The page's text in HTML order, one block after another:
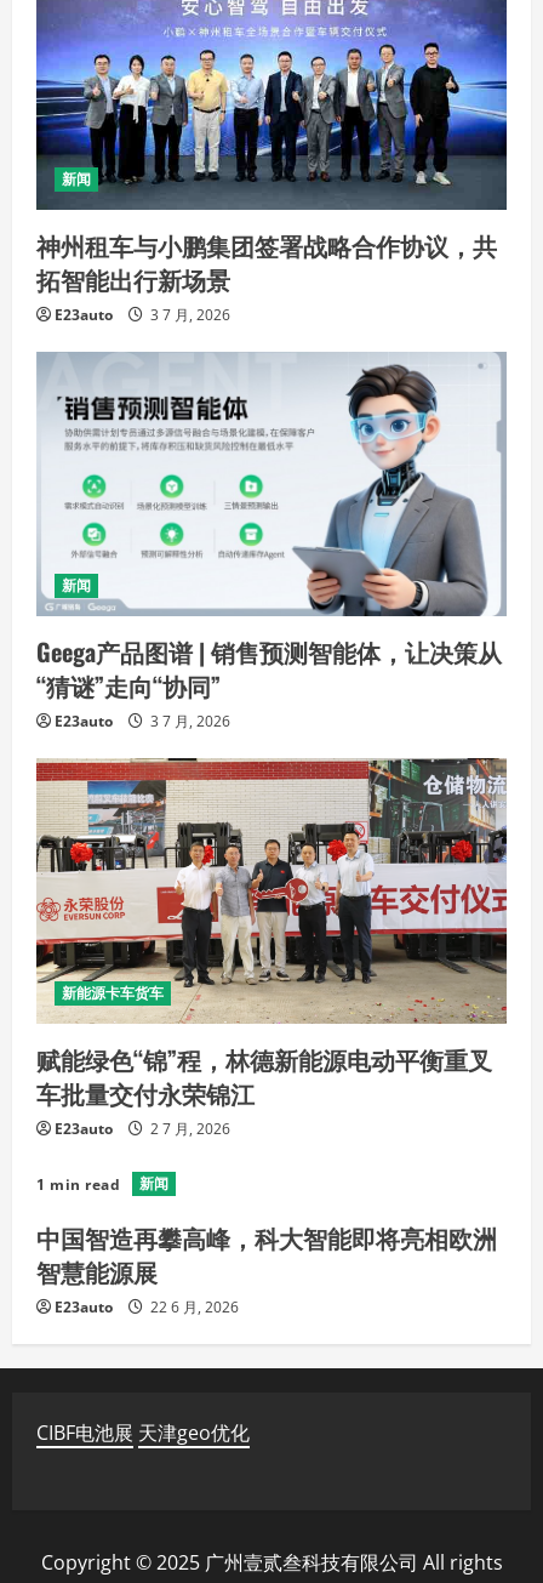
新闻
神州租车与小鹏集团签署战略合作协议，共
拓智能出行新场景
E23auto 3 7 月, 2026
新闻
Geega产品图谱 | 销售预测智能体，让决策从
“猜谜”走向“协同”
E23auto 3 7 月, 2026
新能源卡车货车
赋能绿色“锦”程，林德新能源电动平衡重叉
车批量交付永荣锦江
E23auto 2 7 月, 2026
1 min read 新闻
中国智造再攀高峰，科大智能即将亮相欧洲
智慧能源展
E23auto 22 6 月, 2026
CIBF电池展 天津geo优化
Copyright © 2025 广州壹贰叁科技有限公司 All rights